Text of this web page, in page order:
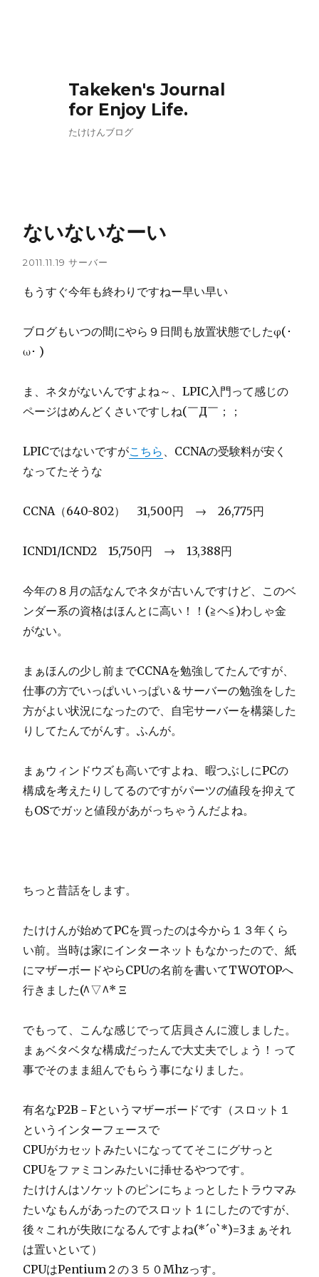
Takeken's Journal
for Enjoy Life.
たけけんブログ
ないないなーい
2011.11.19 サーバー
もうすぐ今年も終わりですねー早い早い
ブログもいつの間にやら９日間も放置状態でしたφ(･
ω･ )
ま、ネタがないんですよね～、LPIC入門って感じの
ページはめんどくさいですしね(￣Д￣；；
LPICではないですがこちら 、CCNAの受験料が安く
なってたそうな
CCNA（640-802） 31,500円 → 26,775円
ICND1/ICND2 15,750円 → 13,388円
今年の８月の話なんでネタが古いんですけど、このベ
ンダー系の資格はほんとに高い！！(≧ヘ≦)わしゃ金
がない。
まぁほんの少し前までCCNAを勉強してたんですが、
仕事の方でいっぱいいっぱい＆サーバーの勉強をした
方がよい状況になったので、自宅サーバーを構築した
りしてたんでがんす。ふんが。
まぁウィンドウズも高いですよね、暇つぶしにPCの
構成を考えたりしてるのですがパーツの値段を抑えて
もOSでガッと値段があがっちゃうんだよね。
ちっと昔話をします。
たけけんが始めてPCを買ったのは今から１３年くら
い前。当時は家にインターネットもなかったので、紙
にマザーボードやらCPUの名前を書いてTWOTOPへ
行きました(^▽^* Ξ
でもって、こんな感じでって店員さんに渡しました。
まぁベタベタな構成だったんで大丈夫でしょう！って
事でそのまま組んでもらう事になりました。
有名なP2B－Fというマザーボードです（スロット１
というインターフェースで
CPUがカセットみたいになっててそこにグサっと
CPUをファミコンみたいに挿せるやつです。
たけけんはソケットのピンにちょっとしたトラウマみ
たいなもんがあったのでスロット１にしたのですが、
後々これが失敗になるんですよね(*´ο`*)=3まぁそれ
は置いといて）
CPUはPentium２の３５０Mhzっす。